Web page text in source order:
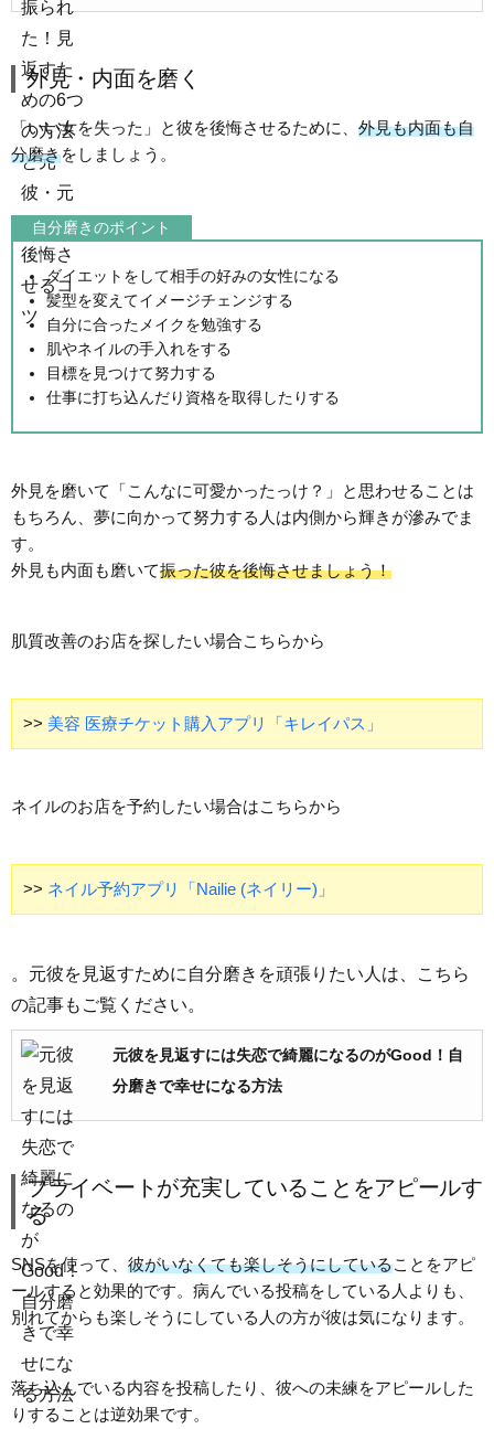
外見・内面を磨く
「いい女を失った」と彼を後悔させるために、 外見も内面も自
分磨きをしましょう。
自分磨きのポイント
ダイエットをして相手の好みの女性になる
髪型を変えてイメージチェンジする
自分に合ったメイクを勉強する
肌やネイルの手入れをする
目標を見つけて努力する
仕事に打ち込んだり資格を取得したりする
外見を磨いて「こんなに可愛かったっけ？」と思わせることは
もちろん、夢に向かって努力する人は内側から輝きが滲みでま
す。
外見も内面も磨いて振った彼を後悔させましょう！
肌質改善のお店を探したい場合こちらから
>> 美容 医療チケット購入アプリ「キレイパス」
ネイルのお店を予約したい場合はこちらから
>> ネイル予約アプリ「Nailie (ネイリー)」
。元彼を見返すために自分磨きを頑張りたい人は、こちら
の記事もご覧ください。
元彼を見返すには失恋で綺麗になるのがGood！自
分磨きで幸せになる方法
プライベートが充実していることをアピールす
る
SNSを使って、 彼がいなくても楽しそうにしていることをアピ
ールすると効果的です。病んでいる投稿をしている人よりも、
別れてからも楽しそうにしている人の方が彼は気になります。
落ち込んでいる内容を投稿したり、彼への未練をアピールした
りすることは逆効果です。